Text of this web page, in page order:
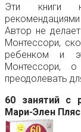
Эти книги
Автор не
Монтессори,
ребенком и
Монтессори,
преодолевать
60 занятий с
Мари-Элен